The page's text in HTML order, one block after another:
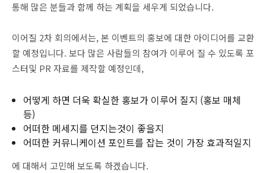
통해 많은 분들과 함께 하는 계획을 세우게 되었습니다.
이어질 2차 회의에서는, 본 이벤트의 홍보에 대한 아이디어를 교환
할 예정입니다. 보다 많은 사람들의 참여가 이루어 질 수 있도록 포
스터및 PR 자료를 제작할 예정인데,
어떻게 하면 더욱 확실한 홍보가 이루어 질지 (홍보 매체
등)
어떠한 메세지를 던지는것이 좋을지
어떠한 커뮤니케이션 포인트를 잡는 것이 가장 효과적일지
에 대해서 고민해 보도록 하겠습니다.